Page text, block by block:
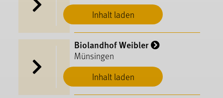
Inhalt laden
Inhalt laden
Biolandhof Weibler
Münsingen